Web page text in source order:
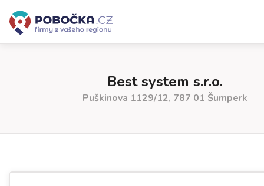
Best system s.r.o.
Puškinova 1129/12, 787 01 Šumperk